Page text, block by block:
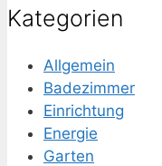
Kategorien
Allgemein
Badezimmer
Einrichtung
Energie
Garten